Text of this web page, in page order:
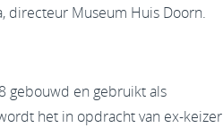
directeur Museum Huis Doorn.
gebouwd en gebruikt als
het in opdracht van ex-keizer